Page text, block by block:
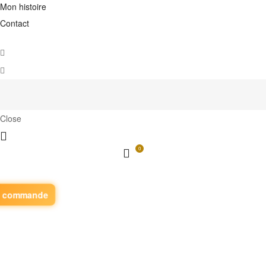
Mon histoire
Contact
Close
0